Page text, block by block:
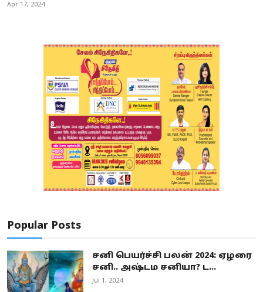
Apr 17, 2024
Popular Posts
சனி பெயர்ச்சி பலன் 2024: ஏழரை
சனி.. அஷ்டம சனியா? ட...
Jul 1, 2024